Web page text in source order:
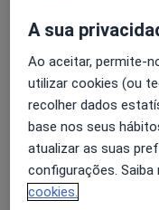
e digno. Estou
personalizados e
saúde, bem-estar e
Principais doenças
Abrasão Dentária
Anormalidades
Diastema
A sua
Ao aceitar, permite-
utilizar cookies (ou
recolher dados
base nos seus
atualizar as suas
configurações. Saiba
cookies.